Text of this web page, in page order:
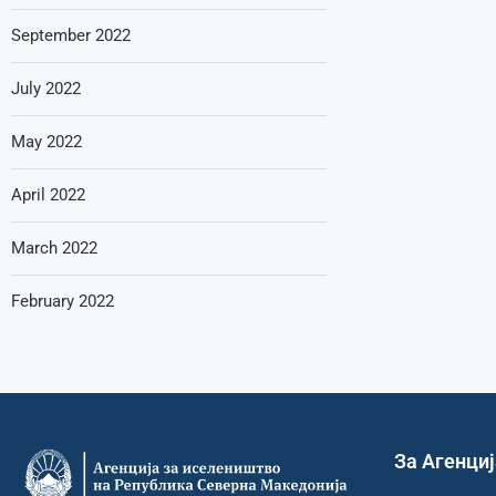
September 2022
July 2022
May 2022
April 2022
March 2022
February 2022
За